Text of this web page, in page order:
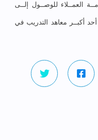
العمــلاء للوصــول إلــى
أحد أكبــر معاهد التدريب في